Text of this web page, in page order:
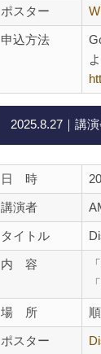
ポスター
申込方法
2025.8.27｜講
日 時
講演者
タイトル
内 容
場 所
ポスター